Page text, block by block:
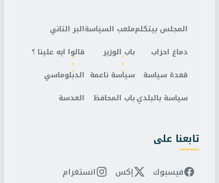
المجلس بيتكلم
دماغ احزاب
قعدة سياسة
سياسة بالبلدي
ملعب السياسة
باب الوزير
سياسة ناعمة
باب المحافظ
البر التاني
قالوا ايه علينا ؟
الدبلوماسي
العدسة
تابعنا على
فيسبوك إكس انستغرام